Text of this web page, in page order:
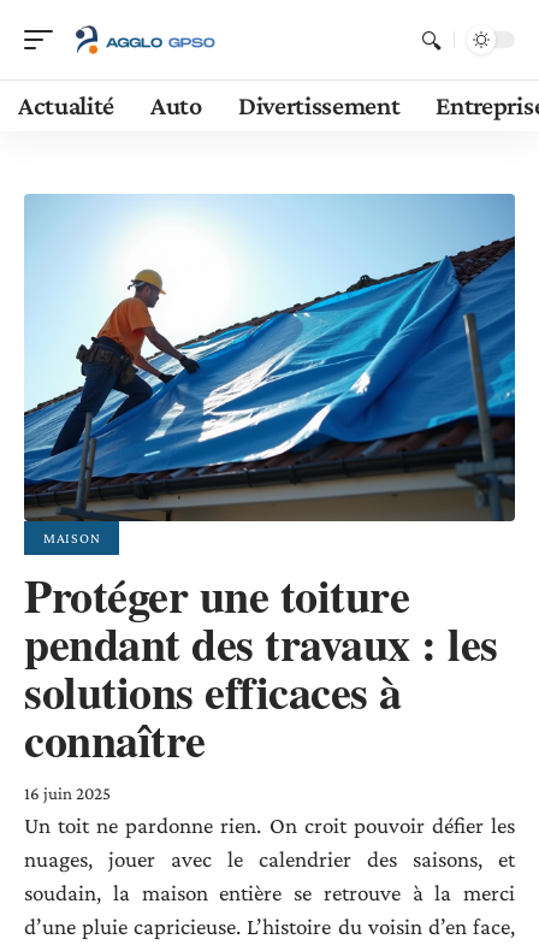
Actualité Auto Divertissement
MAISON
Protéger une toiture
pendant des travaux : les
solutions efficaces à
connaître
16 juin 2025
Un toit ne pardonne rien. On croit pouvoir défier les
nuages, jouer avec le calendrier des saisons, et
soudain, la maison entière se retrouve à la merci
d’une pluie capricieuse. L’histoire du voisin d’en face,